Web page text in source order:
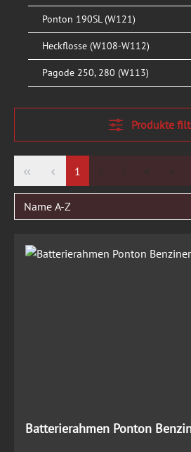
Ponton 190SL (W121)
Heckflosse (W108-W112)
Pagode 250, 280 (W113)
Produkte
Seite
1
Batterierahmen Ponton